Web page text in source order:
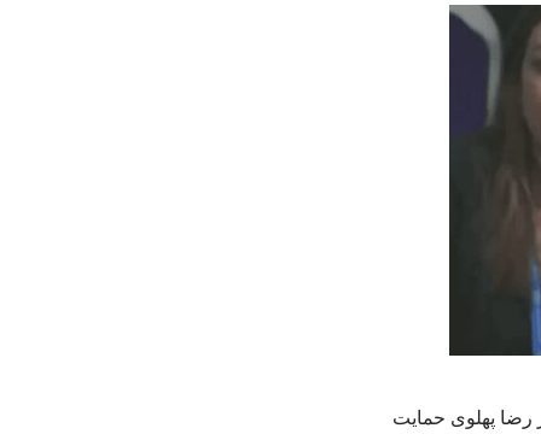
رضا پهلوی حمایت